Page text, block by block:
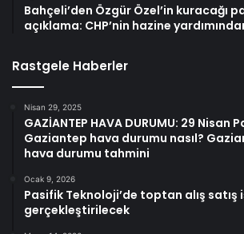
Bahçeli’den Özgür Özel’in kuracağı
açıklama: CHP’nin hazine
Rastgele Haberler
Nisan 29, 2025
GAZİANTEP HAVA DURUMU: 29 Nisan
Gaziantep hava durumu nasıl?
hava durumu tahmini
Ocak 9, 2026
Pasifik Teknoloji’de toptan alış satış
gerçekleştirilecek